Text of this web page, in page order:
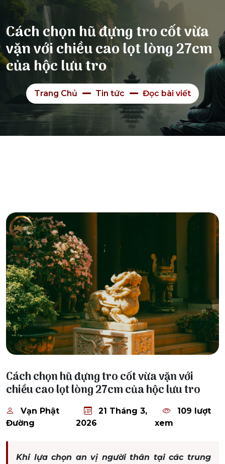
Cách chọn hũ đựng tro cốt vừa
vặn với chiều cao lọt lòng 27cm
của hộc lưu tro
Trang Chủ Tin tức Đọc bài viết
Cách chọn hũ đựng tro cốt vừa vặn với
chiều cao lọt lòng 27cm của hộc lưu tro
Vạn Phật
Đường
21 Tháng 3,
2026
109 lượt
xem
Khi lựa chọn an vị người thân tại các trung